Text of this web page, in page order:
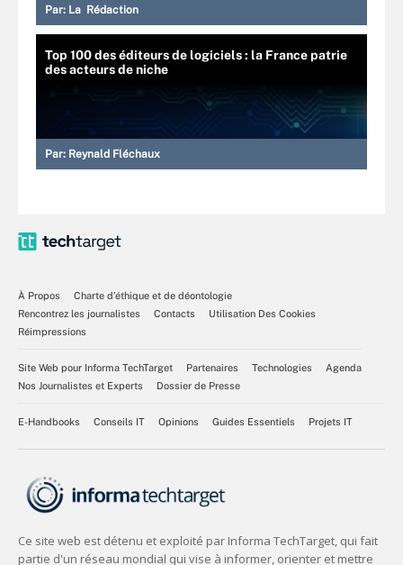
Par: La Rédaction
Top 100 des éditeurs de logiciels : la France patrie
des acteurs de niche
Par: Reynald Fléchaux
À Propos
Charte d’éthique et de déontologie
Rencontrez les journalistes
Contacts
Utilisation Des Cookies
Réimpressions
Site Web pour Informa TechTarget Partenaires Technologies
Agenda
Nos Journalistes et Experts
Dossier de Presse
E-Handbooks Conseils IT Opinions Guides Essentiels Projets IT